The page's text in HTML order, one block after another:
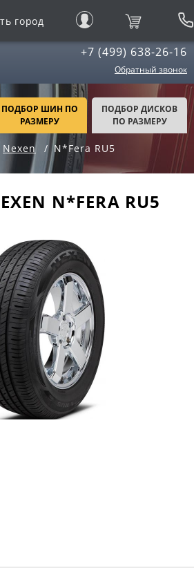
город
+7 (499) 638-26-16
Обратный звонок
ПОДБОР ШИН ПО
РАЗМЕРУ
ПОДБОР ДИСКОВ
ПО РАЗМЕРУ
Nexen N*Fera RU5
N*FERA RU5